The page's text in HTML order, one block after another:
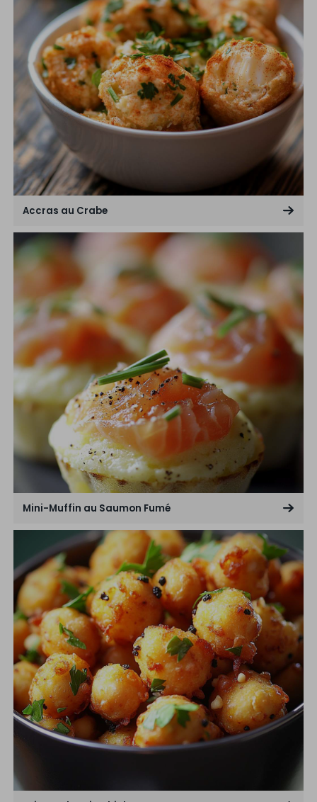
Accras au Crabe
Mini-Muffin au Saumon Fumé